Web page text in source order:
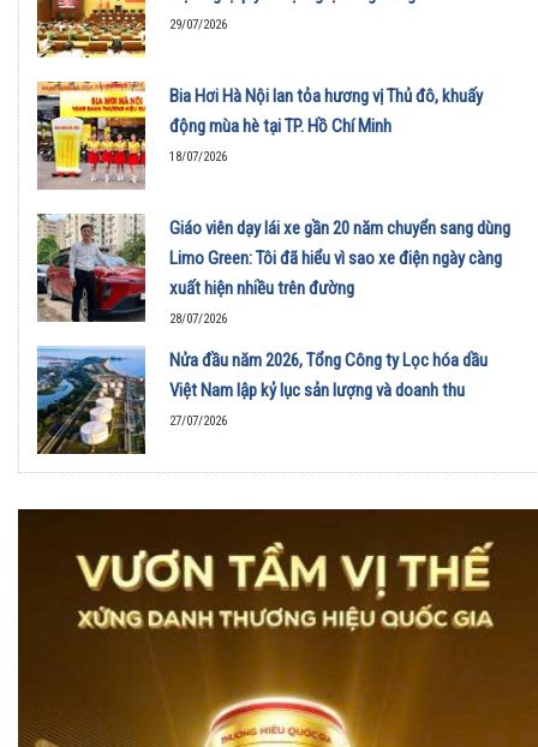
29/07/2026
Bia Hơi Hà Nội lan tỏa hương vị Thủ đô, khuấy
động mùa hè tại TP. Hồ Chí Minh
18/07/2026
Giáo viên dạy lái xe gần 20 năm chuyển sang dùng
Limo Green: Tôi đã hiểu vì sao xe điện ngày càng
xuất hiện nhiều trên đường
28/07/2026
Nửa đầu năm 2026, Tổng Công ty Lọc hóa dầu
Việt Nam lập kỷ lục sản lượng và doanh thu
27/07/2026